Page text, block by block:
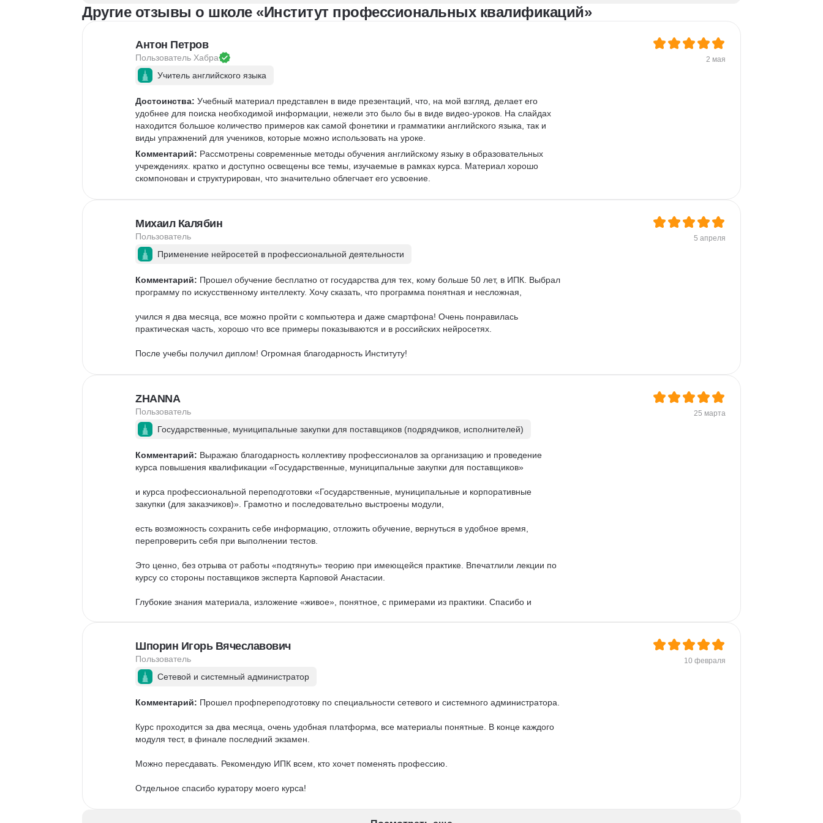
Другие отзывы о школе «Институт профессиональных квалификаций»
Антон Петров
Пользователь Хабра 2 мая
Учитель английского языка
Достоинства: Учебный материал представлен в виде презентаций, что, на мой взгляд, делает его
удобнее для поиска необходимой информации, нежели это было бы в виде видео-уроков. На слайдах
находится большое количество примеров как самой фонетики и грамматики английского языка, так и
виды упражнений для учеников, которые можно использовать на уроке.
Комментарий: Рассмотрены современные методы обучения английскому языку в образовательных
учреждениях. кратко и доступно освещены все темы, изучаемые в рамках курса. Материал хорошо
скомпонован и структурирован, что значительно облегчает его усвоение.
Михаил Калябин
Пользователь 5 апреля
Применение нейросетей в профессиональной деятельности
Комментарий: Прошел обучение бесплатно от государства для тех, кому больше 50 лет, в ИПК. Выбрал
программу по искусственному интеллекту. Хочу сказать, что программа понятная и несложная,
учился я два месяца, все можно пройти с компьютера и даже смартфона! Очень понравилась
практическая часть, хорошо что все примеры показываются и в российских нейросетях.
После учебы получил диплом! Огромная благодарность Институту!
ZHANNA
Пользователь 25 марта
Государственные, муниципальные закупки для поставщиков (подрядчиков, исполнителей)
Комментарий: Выражаю благодарность коллективу профессионалов за организацию и проведение
курса повышения квалификации «Государственные, муниципальные закупки для поставщиков»
и курса профессиональной переподготовки «Государственные, муниципальные и корпоративные
закупки (для заказчиков)». Грамотно и последовательно выстроены модули,
есть возможность сохранить себе информацию, отложить обучение, вернуться в удобное время,
перепроверить себя при выполнении тестов.
Это ценно, без отрыва от работы «подтянуть» теорию при имеющейся практике. Впечатлили лекции по
курсу со стороны поставщиков эксперта Карповой Анастасии.
Глубокие знания материала, изложение «живое», понятное, с примерами из практики. Спасибо и
Спасибо за сопровождение. Завершив обучение оперативно получила подтверждающий документ.
В целом полезное, удобное, грамотно сформированное обучение. Спасибо за предоставленную
Шпорин Игорь Вячеславович
Пользователь 10 февраля
Сетевой и системный администратор
Комментарий: Прошел профпереподготовку по специальности сетевого и системного администратора.
Курс проходится за два месяца, очень удобная платформа, все материалы понятные. В конце каждого
модуля тест, в финале последний экзамен.
Можно пересдавать. Рекомендую ИПК всем, кто хочет поменять профессию.
Отдельное спасибо куратору моего курса!